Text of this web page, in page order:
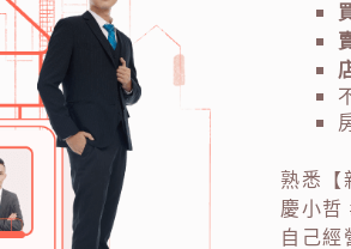
熟悉【
慶小哲
自己經